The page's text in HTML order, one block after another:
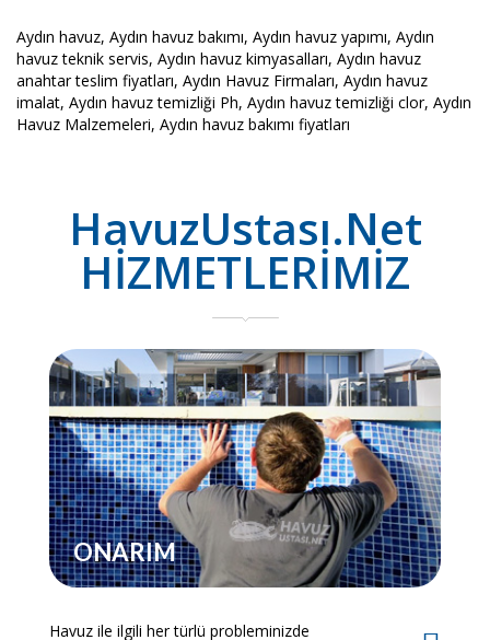
Aydın havuz, Aydın havuz bakımı, Aydın havuz yapımı, Aydın
havuz teknik servis, Aydın havuz kimyasalları, Aydın havuz
anahtar teslim fiyatları, Aydın Havuz Firmaları, Aydın havuz
imalat, Aydın havuz temizliği Ph, Aydın havuz temizliği clor, Aydın
Havuz Malzemeleri, Aydın havuz bakımı fiyatları
HavuzUstası.Net
HİZMETLERİMİZ
ONARIM
Havuz ile ilgili her türlü probleminizde